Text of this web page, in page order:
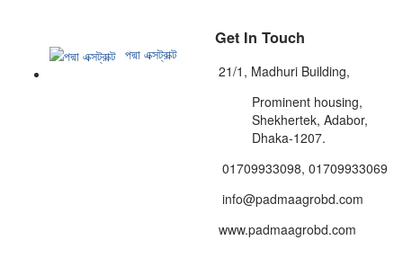
পদ্মা এক্সট্রাক্ট
Get In Touch
21/1, Madhuri Building,
Prominent housing,
Shekhertek, Adabor,
Dhaka-1207.
01709933098, 01709933069
info@padmaagrobd.com
www.padmaagrobd.com